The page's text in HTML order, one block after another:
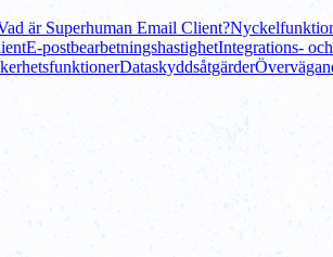
är Superhuman Email Client?
E-postbearbetningshastighetIntegrations-
Dataskyddsåtgärder